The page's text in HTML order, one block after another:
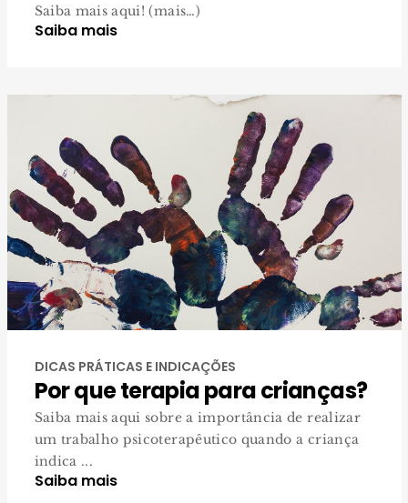
Saiba mais aqui! (mais…)
Saiba mais
DICAS PRÁTICAS E INDICAÇÕES
Por que terapia para crianças?
Saiba mais aqui sobre a importância de realizar
um trabalho psicoterapêutico quando a criança
indica ...
Saiba mais